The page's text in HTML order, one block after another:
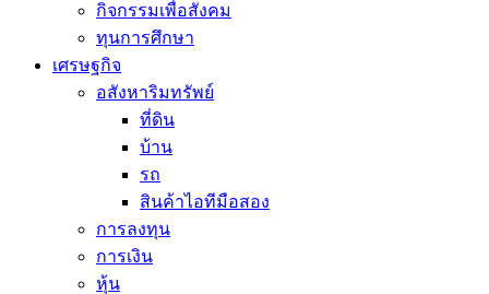
กิจกรรมเพื่อสังคม
ทุนการศึกษา
เศรษฐกิจ
อสังหาริมทรัพย์
ที่ดิน
บ้าน
รถ
สินค้าไอทีมือสอง
การลงทุน
การเงิน
หุ้น